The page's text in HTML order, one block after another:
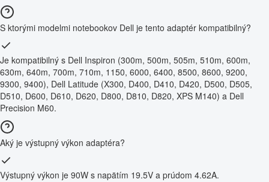
S ktorými modelmi notebookov Dell je tento adaptér kompatibilný?
Je kompatibilný s Dell Inspiron (300m, 500m, 505m, 510m, 600m,
630m, 640m, 700m, 710m, 1150, 6000, 6400, 8500, 8600, 9200,
9300, 9400), Dell Latitude (X300, D400, D410, D420, D500, D505,
D510, D600, D610, D620, D800, D810, D820, XPS M140) a Dell
Precision M60.
Aký je výstupný výkon adaptéra?
Výstupný výkon je 90W s napätím 19.5V a prúdom 4.62A.